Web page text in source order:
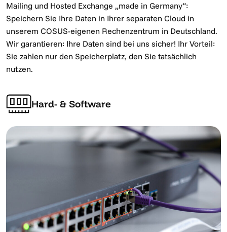
Mailing und Hosted Exchange „made in Germany“:
Speichern Sie Ihre Daten in Ihrer separaten Cloud in
unserem COSUS-eigenen Rechenzentrum in Deutschland.
Wir garantieren: Ihre Daten sind bei uns sicher! Ihr Vorteil:
Sie zahlen nur den Speicherplatz, den Sie tatsächlich
nutzen.
Hard- & Software